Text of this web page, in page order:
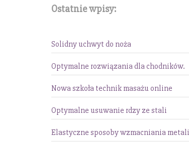
Ostatnie wpisy:
Solidny uchwyt do noża
Optymalne rozwiązania dla chodników.
Nowa szkoła technik masażu online
Optymalne usuwanie rdzy ze stali
Elastyczne sposoby wzmacniania metali